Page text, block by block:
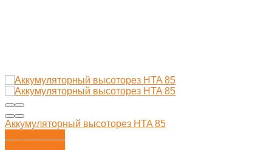
Аккумуляторный высоторез HTA 85